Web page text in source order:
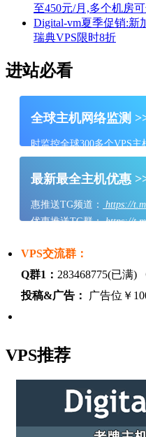
至450元/月,多个机房
Digital-vm夏季促销:新
瑞典VPS限时8折
进站必看
全球主机网络监测
时监控全球300多个VPS主
最新最全主机优惠
惠推送TG频道：
https://
优惠推送TG群：https://
VPS交流群：
Q群1： 283468775(已满)
投稿&广告：
广告位￥
VPS推荐